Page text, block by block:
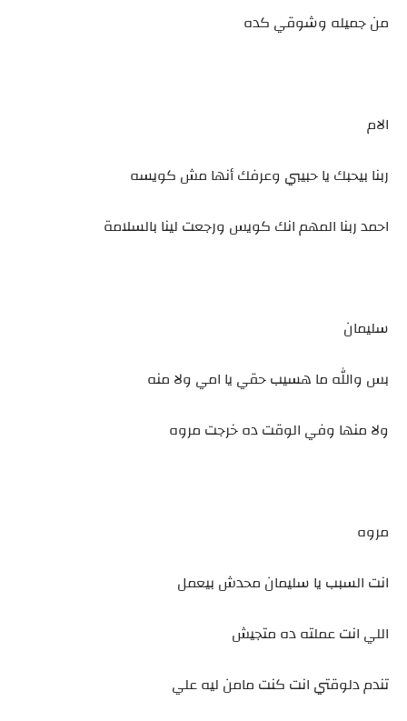
من جميله وشوقي كده
الام
ربنا بيحبك يا حبيبي وعرفك أنها مش كويسه
احمد ربنا المهم انك كويس ورجعت لينا بالسلامة
سليمان
بس والله ما هسيب حقي يا امي ولا منه
ولا منها وفي الوقت ده خرجت مروه
مروه
انت السبب يا سليمان محدش بيعمل
اللي انت عملته ده متجيش
تندم دلوقتي انت كنت مامن ليه علي